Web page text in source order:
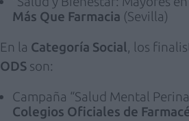
Más Que Farmacia (Sevilla)
En la Categoría Social, los
ODS son:
Campaña “Salud Mental
Colegios Oficiales de